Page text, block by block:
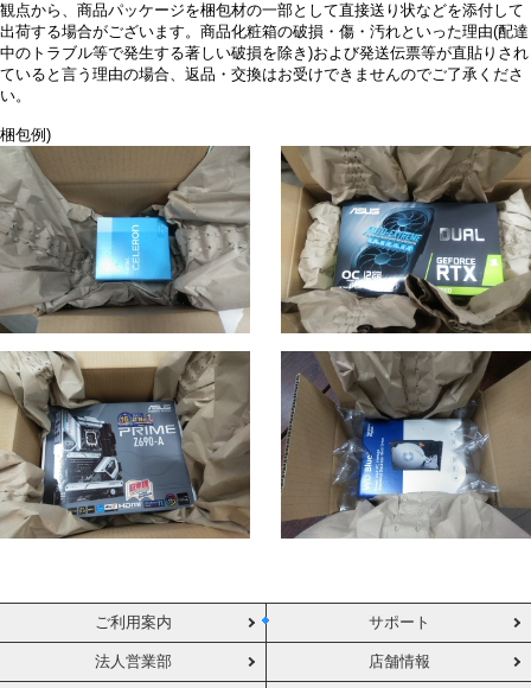
観点から、商品パッケージを梱包材の一部として直接送り状などを添付して
出荷する場合がございます。商品化粧箱の破損・傷・汚れといった理由(配達
中のトラブル等で発生する著しい破損を除き)および発送伝票等が直貼りされ
ていると言う理由の場合、返品・交換はお受けできませんのでご了承くださ
い。
梱包例)
ご利用案内 サポート
法人営業部 店舗情報